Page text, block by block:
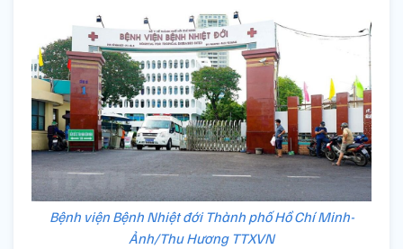
Bệnh viện Bệnh Nhiệt đới Thành phố Hồ Chí Minh-
Ảnh/Thu Hương TTXVN